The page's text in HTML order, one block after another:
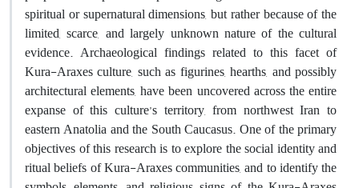
spiritual or supernatural dimensions, but rather because of the
limited, scarce, and largely unknown nature of the cultural
evidence. Archaeological findings related to this facet of
Kura-Araxes culture, such as figurines, hearths, and possibly
architectural elements, have been uncovered across the entire
expanse of this culture’s territory, from northwest Iran to
eastern Anatolia and the South Caucasus. One of the primary
objectives of this research is to explore the social identity and
ritual beliefs of Kura-Araxes communities, and to identify the